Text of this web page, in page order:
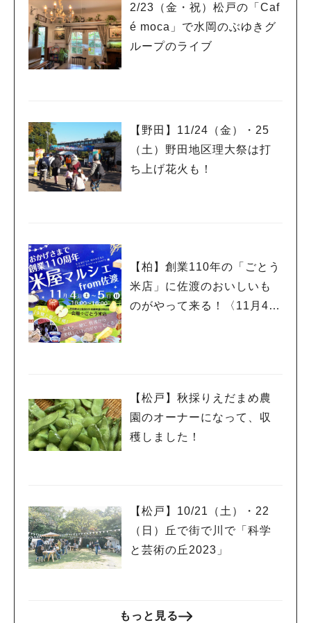
2/23（金・祝）松戸の「Caf
é moca」で水岡のぶゆきグ
ループのライブ
【野田】11/24（金）・25
（土）野田地区理大祭は打
ち上げ花火も！
【柏】創業110年の「ごとう
米店」に佐渡のおいしいも
のがやって来る！〈11月4
【松戸】秋採りえだまめ農
園のオーナーになって、収
穫しました！
【松戸】10/21（土）・22
（日）丘で街で川で「科学
と芸術の丘2023」
もっと見る